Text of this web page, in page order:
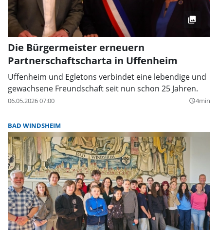
Die Bürgermeister erneuern
Partnerschaftscharta in Uffenheim
Uffenheim und Egletons verbindet eine lebendige und
gewachsene Freundschaft seit nun schon 25 Jahren.
06.05.2026 07:00 query_builder4min
BAD WINDSHEIM